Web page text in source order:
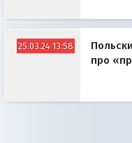
25.03.24 13:58
про